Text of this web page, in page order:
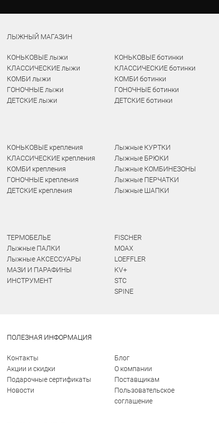
ЛЫЖНЫЙ МАГАЗИН
КОНЬКОВЫЕ лыжи
КЛАССИЧЕСКИЕ лыжи
КОМБИ лыжи
ГОНОЧНЫЕ лыжи
ДЕТСКИЕ лыжи
КОНЬКОВЫЕ ботинки
КЛАССИЧЕСКИЕ ботинки
КОМБИ ботинки
ГОНОЧНЫЕ ботинки
ДЕТСКИЕ ботинки
КОНЬКОВЫЕ крепления
КЛАССИЧЕСКИЕ крепления
КОМБИ крепления
ГОНОЧНЫЕ крепления
ДЕТСКИЕ крепления
Лыжные КУРТКИ
Лыжные БРЮКИ
Лыжные КОМБИНЕЗОНЫ
Лыжные ПЕРЧАТКИ
Лыжные ШАПКИ
ТЕРМОБЕЛЬЕ
Лыжные ПАЛКИ
Лыжные АКСЕССУАРЫ
МАЗИ И ПАРАФИНЫ
ИНСТРУМЕНТ
FISCHER
MOAX
LOEFFLER
KV+
STC
SPINE
ПОЛЕЗНАЯ ИНФОРМАЦИЯ
Контакты
Акции и скидки
Подарочные сертификаты
Новости
Блог
О компании
Поставщикам
Пользовательское
соглашение